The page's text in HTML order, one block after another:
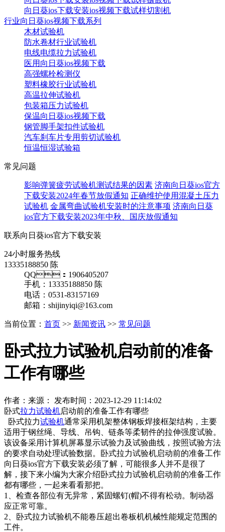
向日葵ios下载安装ios视频下载试样切割机
行业向日葵ios视频下载系列
木材试验机
防水卷材行业试验机
电线电缆拉力试验机
医用向日葵ios视频下载
高强螺栓检测仪
塑料橡胶行业试验机
高温拉伸试验机
包装箱压力试验机
保温向日葵ios视频下载
钢管脚手架扣件试验机
汽车刹车片专用剪切试验机
恒温恒湿试验箱
常见问题
影响弹簧疲劳试验机测试结果的因素 济南向日葵ios官方
下载安装2024年春节放假通知 正确维护使用混凝土压力
试验机 金属弯曲试验机安装时的注意事项 济南向日葵
ios官方下载安装2023年中秋、国庆放假通知
联系向日葵ios官方下载安装
24小时服务热线
13335188850 陈
QQ：1906405207
手机：13335188850 陈
电话：0531-83157169
邮箱：shijinyiqi@163.com
当前位置： 首页 >> 新闻资讯 >> 常见问题
卧式拉力试验机启动前的准备
工作有哪些
作者：来源： 发布时间：2023-12-29 11:14:02
卧式拉力试验机启动前的准备工作有哪些
卧式拉力试验机通常采用机架整体钢板焊接框架结构，主要
适用于钢丝绳、导线、吊钩、链条等柔韧件的拉伸强度试验。
该设备采用计算机屏幕显示试验力及试验曲线，按照试验方法
的要求自动处理试验数据。卧式拉力试验机启动前的准备工作
向日葵ios官方下载安装必须了解，可能很多人并不是很了
解，接下来小编为大家介绍卧式拉力试验机启动前的准备工作
都有哪些，一起来看看那把。
1、检查各部位有无异常，紧固螺钉(帽)不得有松动。制动器
应正常可靠。
2、卧式拉力试验机不能卷压超出卷板机机械性能规定范围的
工件。